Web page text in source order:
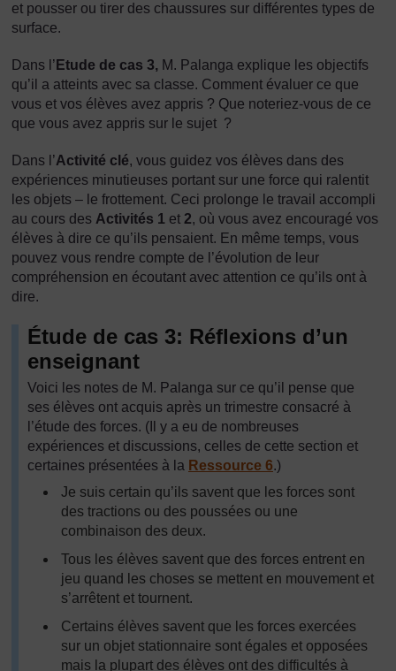
et pousser ou tirer des chaussures sur différentes types de
surface.
Dans l’ Etude de cas 3, M. Palanga explique les objectifs
qu’il a atteints avec sa classe. Comment évaluer ce que
vous et vos élèves avez appris ? Que noteriez-vous de ce
que vous avez appris sur le sujet ?
Dans l’Activité clé, vous guidez vos élèves dans des
expériences minutieuses portant sur une force qui ralentit
les objets – le frottement. Ceci prolonge le travail accompli
au cours des Activités 1 et 2, où vous avez encouragé vos
élèves à dire ce qu’ils pensaient. En même temps, vous
pouvez vous rendre compte de l’évolution de leur
compréhension en écoutant avec attention ce qu’ils ont à
dire.
Étude de cas 3: Réflexions d’un
enseignant
Voici les notes de M. Palanga sur ce qu’il pense que
ses élèves ont acquis après un trimestre consacré à
l’étude des forces. (Il y a eu de nombreuses
expériences et discussions, celles de cette section et
certaines présentées à la Ressource 6.)
Je suis certain qu’ils savent que les forces sont
des tractions ou des poussées ou une
combinaison des deux.
Tous les élèves savent que des forces entrent en
jeu quand les choses se mettent en mouvement et
s’arrêtent et tournent.
Certains élèves savent que les forces exercées
sur un objet stationnaire sont égales et opposées
mais la plupart des élèves ont des difficultés à